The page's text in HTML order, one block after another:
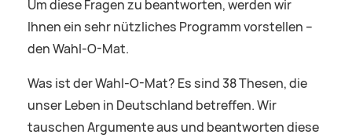
Um diese Fragen zu beantworten, werden wir
Ihnen ein sehr nützliches Programm vorstellen –
den Wahl-O-Mat.
Was ist der Wahl-O-Mat? Es sind 38 Thesen, die
unser Leben in Deutschland betreffen. Wir
tauschen Argumente aus und beantworten diese